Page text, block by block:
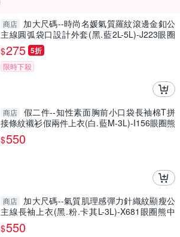
商店
加大尺碼--時尚名媛氣質羅紋滾邊金釦公
主線圓弧袋口設計外套(黑.藍2L-5L)-J223眼圈
熊中大尺碼
$275 5折
限時下殺
商店
假二件--知性素面胸前小口袋長袖棉T拼
接條紋襯衫假兩件上衣(白.藍M-3L)-I156眼圈熊
中大尺碼
$550
商店
加大尺碼--氣質肌理感彈力針織紋顯瘦公
主線長袖上衣(黑.粉.卡其L-3L)-X681眼圈熊中
大尺碼
$550